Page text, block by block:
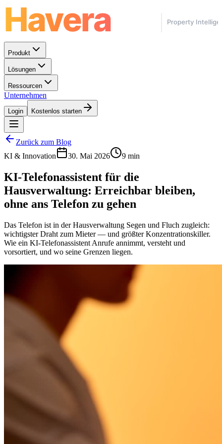
Produkt
Lösungen
Ressourcen
Unternehmen
Login Kostenlos starten
Zurück zum Blog
KI & Innovation
30. Mai 2026 9 min
KI-Telefonassistent für die
Hausverwaltung: Erreichbar bleiben,
ohne ans Telefon zu gehen
Das Telefon ist in der Hausverwaltung Segen und Fluch zugleich:
wichtigster Draht zum Mieter — und größter Konzentrationskiller.
Wie ein KI-Telefonassistent Anrufe annimmt, versteht und
vorsortiert, und wo seine Grenzen liegen.